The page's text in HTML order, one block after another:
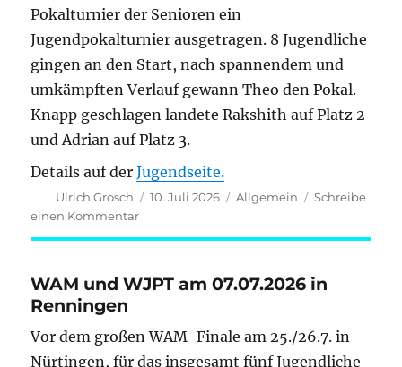
Pokalturnier der Senioren ein
Jugendpokalturnier ausgetragen. 8 Jugendliche
gingen an den Start, nach spannendem und
umkämpften Verlauf gewann Theo den Pokal.
Knapp geschlagen landete Rakshith auf Platz 2
und Adrian auf Platz 3.
Details auf derJugendseite.
Autor
Ulrich Grosch
Veröffentlicht
10. Juli 2026 Kategorien
Allgemein
Schreibe
einen Kommentarzu
Theo
WAM und WJPT am 07.07.2026 in
Renningen
Vor dem großen WAM-Finale am 25./26.7. in
Nürtingen, für das insgesamt fünf Jugendliche